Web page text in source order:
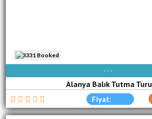
AVAIBLE EVERY DAY
Alanya Balık Tutma Turu
3331 Booked
Fiyat: